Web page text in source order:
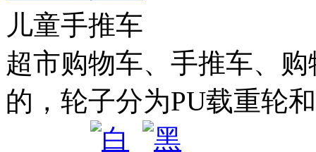
儿童手推车
超市购物车、手推车、
的，轮子分为PU载重轮